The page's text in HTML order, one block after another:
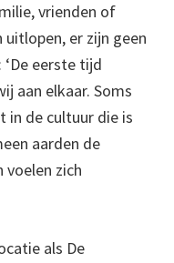
vrienden of
uitlopen, er zijn geen
eerste tijd
aan elkaar. Soms
in de cultuur die is
aarden de
voelen zich
als De